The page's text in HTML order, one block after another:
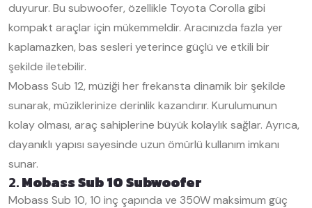
duyurur. Bu subwoofer, özellikle Toyota Corolla gibi
kompakt araçlar için mükemmeldir. Aracınızda fazla yer
kaplamazken, bas sesleri yeterince güçlü ve etkili bir
şekilde iletebilir.
Mobass Sub 12, müziği her frekansta dinamik bir şekilde
sunarak, müziklerinize derinlik kazandırır. Kurulumunun
kolay olması, araç sahiplerine büyük kolaylık sağlar. Ayrıca,
dayanıklı yapısı sayesinde uzun ömürlü kullanım imkanı
sunar.
2.Mobass Sub 10 Subwoofer
Mobass Sub 10, 10 inç çapında ve 350W maksimum güç